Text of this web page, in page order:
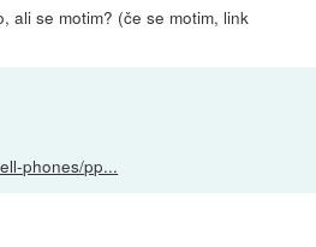
ali se motim? (če se motim, link
phones/pp...